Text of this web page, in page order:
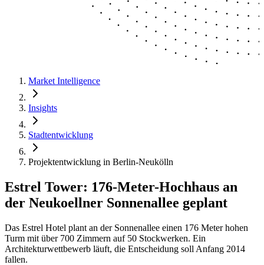
Market Intelligence
Insights
Stadtentwicklung
Projektentwicklung in Berlin-Neukölln
Estrel Tower: 176-Meter-Hochhaus an
der Neukoellner Sonnenallee geplant
Das Estrel Hotel plant an der Sonnenallee einen 176 Meter hohen
Turm mit über 700 Zimmern auf 50 Stockwerken. Ein
Architekturwettbewerb läuft, die Entscheidung soll Anfang 2014
fallen.